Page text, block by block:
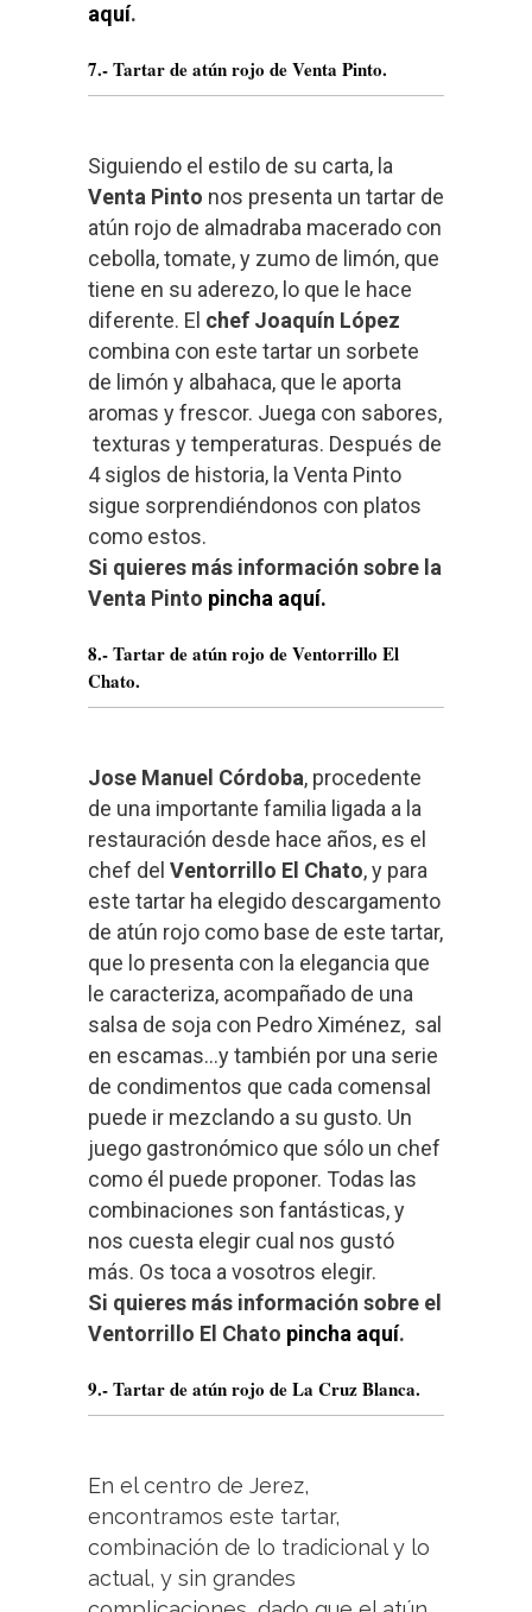
aquí.
7.- Tartar de atún rojo de Venta Pinto.
Siguiendo el estilo de su carta, la
Venta Pinto nos presenta un tartar de
atún rojo de almadraba macerado con
cebolla, tomate, y zumo de limón, que
tiene en su aderezo, lo que le hace
diferente. El chef Joaquín López
combina con este tartar un sorbete
de limón y albahaca, que le aporta
aromas y frescor. Juega con sabores,
texturas y temperaturas. Después de
4 siglos de historia, la Venta Pinto
sigue sorprendiéndonos con platos
como estos.
Si quieres más información sobre la
Venta Pinto pincha aquí.
8.- Tartar de atún rojo de Ventorrillo El
Chato.
Jose Manuel Córdoba, procedente
de una importante familia ligada a la
restauración desde hace años, es el
chef del Ventorrillo El Chato, y para
este tartar ha elegido descargamento
de atún rojo como base de este tartar,
que lo presenta con la elegancia que
le caracteriza, acompañado de una
salsa de soja con Pedro Ximénez, sal
en escamas…y también por una serie
de condimentos que cada comensal
puede ir mezclando a su gusto. Un
juego gastronómico que sólo un chef
como él puede proponer. Todas las
combinaciones son fantásticas, y
nos cuesta elegir cual nos gustó
más. Os toca a vosotros elegir.
Si quieres más información sobre el
Ventorrillo El Chato pincha aquí.
9.- Tartar de atún rojo de La Cruz Blanca.
En el centro de Jerez,
encontramos este tartar,
combinación de lo tradicional y lo
actual, y sin grandes